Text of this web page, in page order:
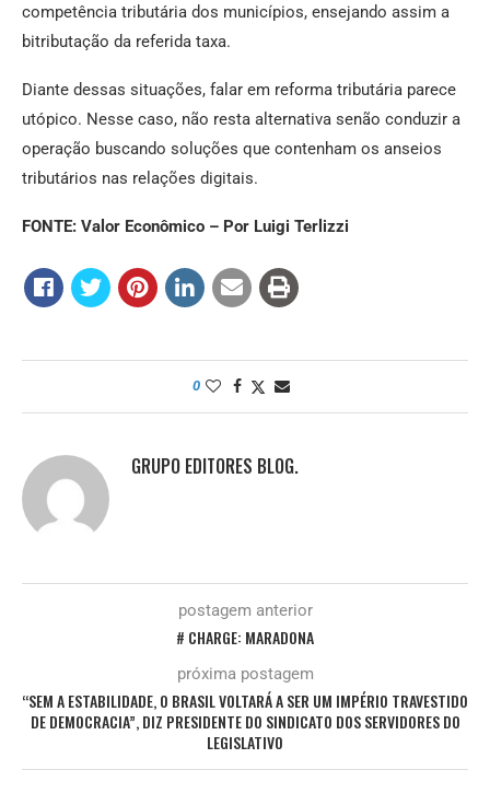
competência tributária dos municípios, ensejando assim a
bitributação da referida taxa.
Diante dessas situações, falar em reforma tributária parece
utópico. Nesse caso, não resta alternativa senão conduzir a
operação buscando soluções que contenham os anseios
tributários nas relações digitais.
FONTE: Valor Econômico – Por Luigi Terlizzi
0
GRUPO EDITORES BLOG.
postagem anterior
# CHARGE: MARADONA
próxima postagem
“SEM A ESTABILIDADE, O BRASIL VOLTARÁ A SER UM IMPÉRIO TRAVESTIDO
DE DEMOCRACIA”, DIZ PRESIDENTE DO SINDICATO DOS SERVIDORES DO
LEGISLATIVO